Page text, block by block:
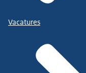
Vacatures